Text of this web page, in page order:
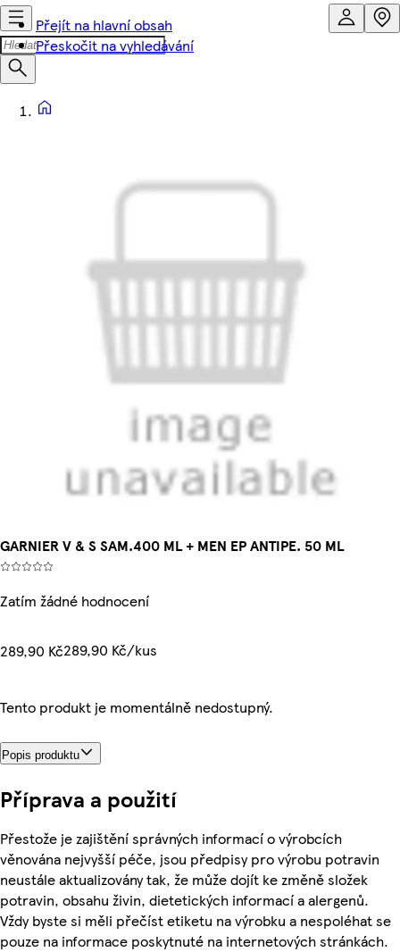
Přejít na hlavní obsah
Přeskočit na vyhledávání
GARNIER V & S SAM.400 ML + MEN EP ANTIPE. 50 ML
Zatím žádné hodnocení
289,90 Kč289,90 Kč/kus
Tento produkt je momentálně nedostupný.
Popis produktu
Příprava a použití
Přestože je zajištění správných informací o výrobcích
věnována nejvyšší péče, jsou předpisy pro výrobu potravin
neustále aktualizovány tak, že může dojít ke změně složek
potravin, obsahu živin, dietetických informací a alergenů.
Vždy byste si měli přečíst etiketu na výrobku a nespoléhat se
pouze na informace poskytnuté na internetových stránkách.